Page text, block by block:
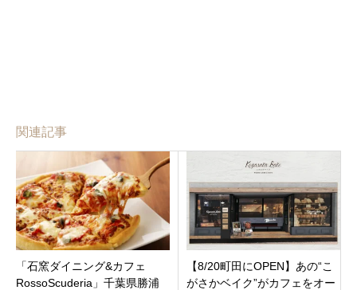
関連記事
「石窯ダイニング&カフェ
RossoScuderia」千葉県勝浦
【8/20町田にOPEN】あの“こ
がさかベイク”がカフェをオー